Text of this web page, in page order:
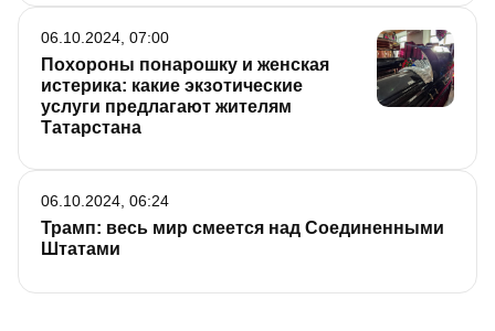
Похороны понарошку и женская
истерика: какие экзотические
услуги предлагают жителям
Татарстана
06.10.2024, 07:00
Трамп: весь мир смеется над Соединенными
Штатами
06.10.2024, 06:24